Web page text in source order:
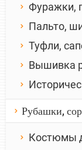
Фуражки,
Пальто,
Туфли,
Вышивка
Рубашки,
Костюмы